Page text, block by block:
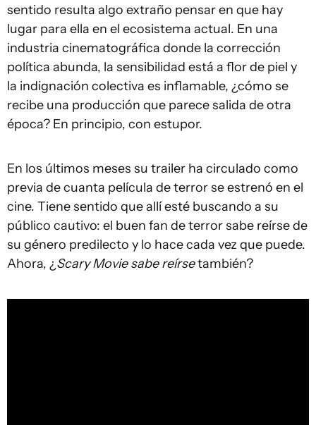
sentido resulta algo extraño pensar en que hay
lugar para ella en el ecosistema actual. En una
industria cinematográfica donde la corrección
política abunda, la sensibilidad está a flor de piel y
la indignación colectiva es inflamable, ¿cómo se
recibe una producción que parece salida de otra
época? En principio, con estupor.
En los últimos meses su trailer ha circulado como
previa de cuanta película de terror se estrenó en el
cine. Tiene sentido que allí esté buscando a su
público cautivo: el buen fan de terror sabe reírse de
su género predilecto y lo hace cada vez que puede.
Ahora, ¿ Scary Movie sabe reírsetambién?